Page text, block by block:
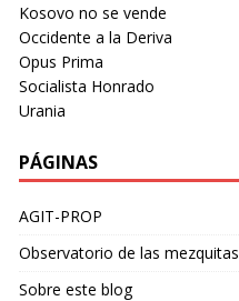
Kosovo no se vende
Occidente a la Deriva
Opus Prima
Socialista Honrado
Urania
PÁGINAS
AGIT-PROP
Observatorio de las mezquitas
Sobre este blog